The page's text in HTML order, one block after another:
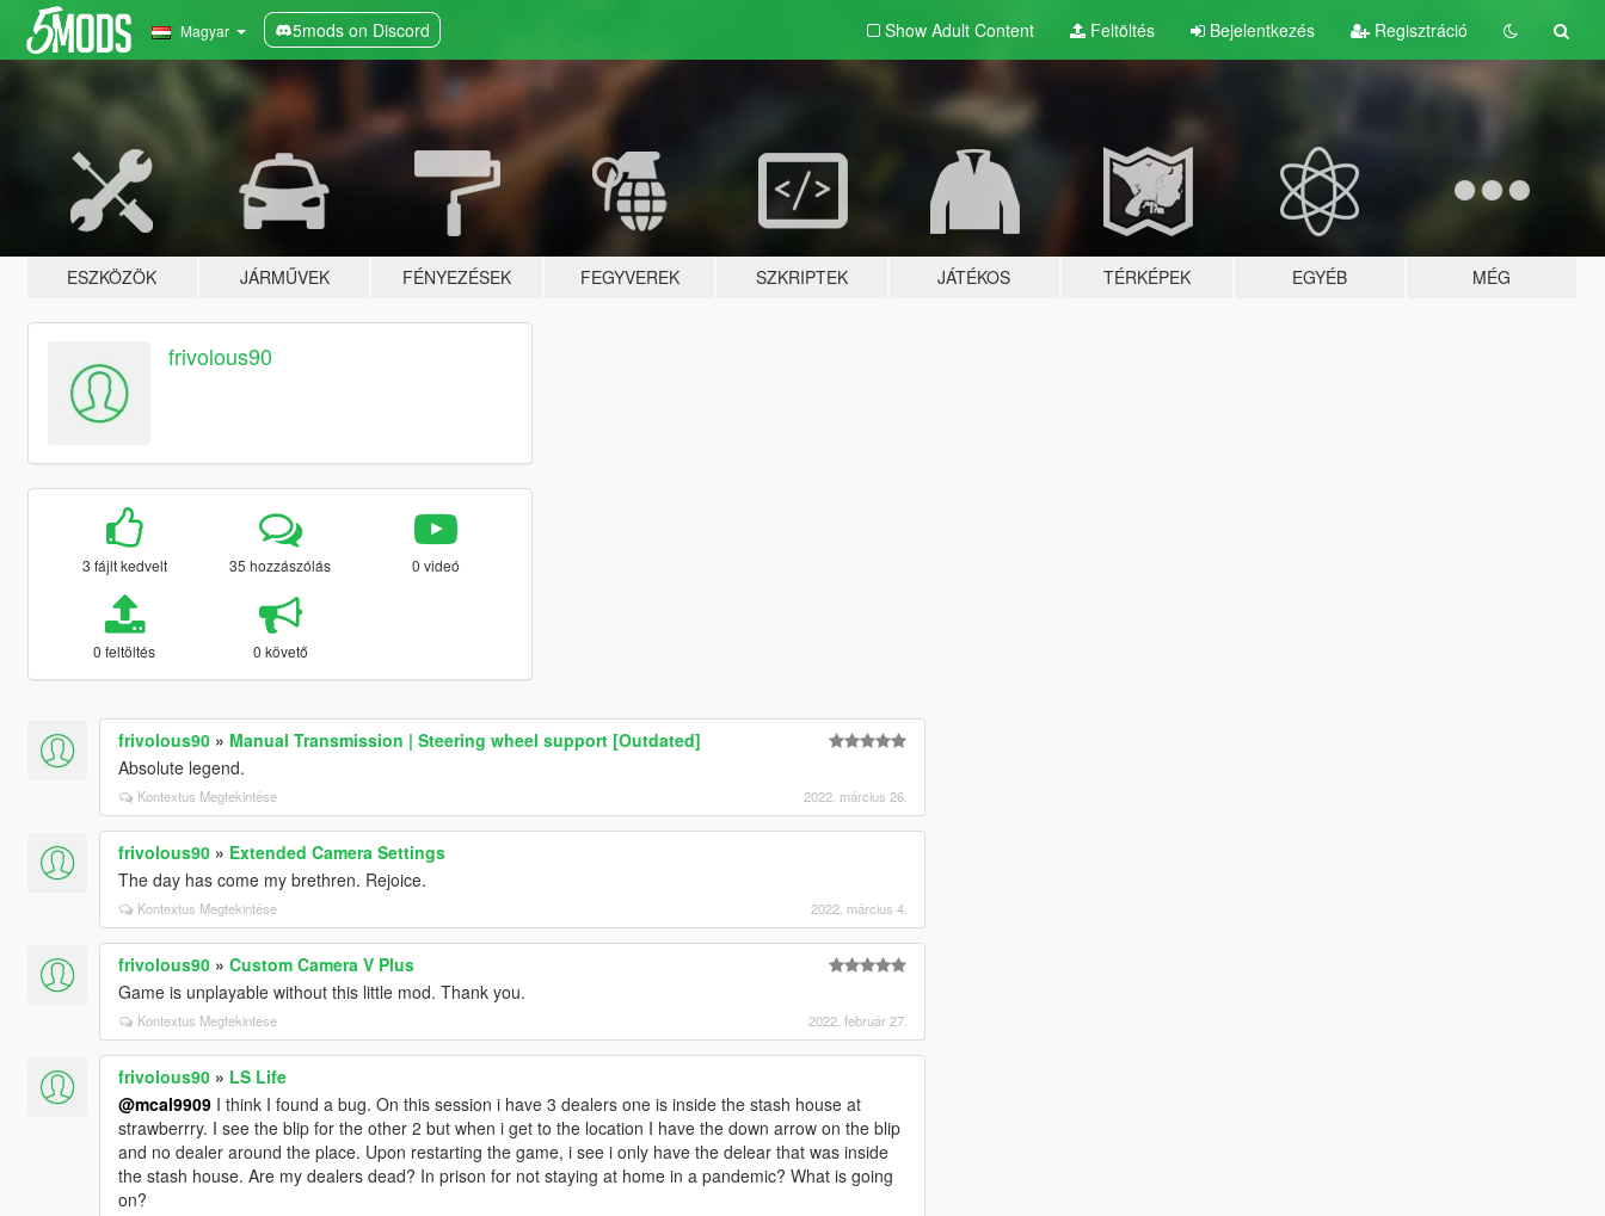
Magyar 5mods on Discord Show Adult Content Feltöltés Bejelentkezés Regisztráció
ESZKÖZÖK JÁRMŰVEK FÉNYEZÉSEK FEGYVEREK SZKRIPTEK JÁTÉKOS TÉRKÉPEK EGYÉB MÉG
frivolous90
3 fájlt kedvelt 35 hozzászólás 0 videó
0 feltöltés 0 követő
frivolous90» Manual Transmission | Steering wheel support [Outdated]
Absolute legend.
Kontextus Megtekintése 2022. március 26.
frivolous90» Extended Camera Settings
The day has come my brethren. Rejoice.
Kontextus Megtekintése 2022. március 4.
frivolous90» Custom Camera V Plus
Game is unplayable without this little mod. Thank you.
Kontextus Megtekintése 2022. február 27.
frivolous90» LS Life
@mcal9909I think I found a bug. On this session i have 3 dealers one is inside the stash house at
strawberrry. I see the blip for the other 2 but when i get to the location I have the down arrow on the blip
and no dealer around the place. Upon restarting the game, i see i only have the delear that was inside
the stash house. Are my dealers dead? In prison for not staying at home in a pandemic? What is going
on?